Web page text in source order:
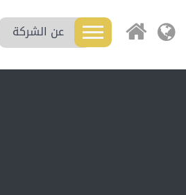
عن الشركة